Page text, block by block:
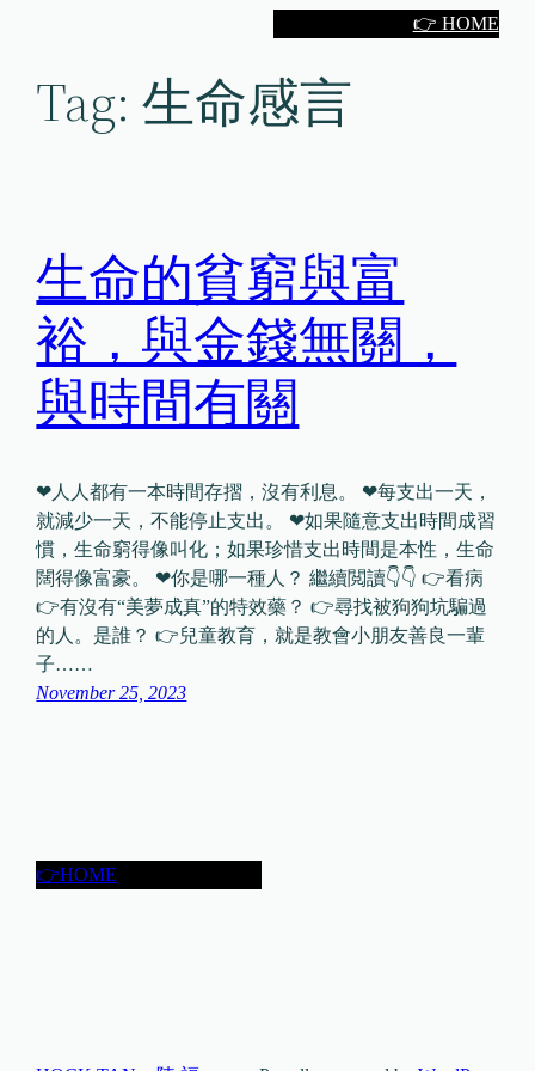
👉 HOME
Tag:生命感言
生命的貧窮與富
裕，與金錢無關，
與時間有關
❤人人都有一本時間存摺，沒有利息。 ❤每支出一天，
就減少一天，不能停止支出。 ❤如果隨意支出時間成習
慣，生命窮得像叫化；如果珍惜支出時間是本性，生命
闊得像富豪。 ❤你是哪一種人？ 繼續閲讀👇👇 👉看病
👉有沒有“美夢成真”的特效藥？ 👉尋找被狗狗坑騙過
的人。是誰？ 👉兒童教育，就是教會小朋友善良一輩
子……
November 25, 2023
👉HOME